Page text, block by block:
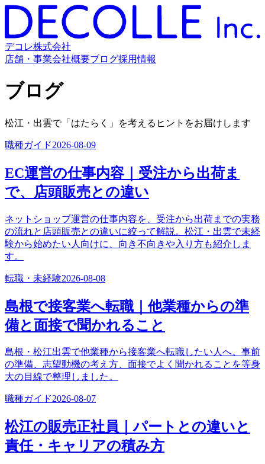
デコレ株式会社
店舗・事業会社概要ブログ採用情報
ブログ
松江・出雲で「はたらく」を考えるヒントをお届けします
職種ガイド2026-08-09
EC運営の仕事内容｜受注から出荷ま
で、店頭販売との違い
ネットショップ運営の仕事内容を、受注から出荷までの実務
の流れと店頭販売との違いに絞って解説。松江・出雲で未経
験から始めたい人向けに、向き不向きや入り方も紹介しま
す。
転職・未経験2026-08-08
島根で接客業へ転職｜他業種からの準
備と面接で聞かれること
島根・松江出雲で他業種から接客業へ転職したい人へ。事前
の準備、志望動機の考え方、面接でよく聞かれることを等身
大の目線で整理しました。
職種ガイド2026-08-07
松江の販売正社員｜パートとの違いと
責任・キャリアの積み方